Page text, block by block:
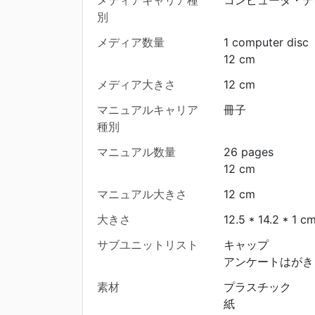
別
メディア数量
1 computer disc
12 cm
メディア大きさ
12 cm
マニュアルキャリア
種別
冊子
マニュアル数量
26 pages
12 cm
マニュアル大きさ
12 cm
大きさ
12.5 * 14.2 * 1
サブユニットリスト
キャップ
アンケートはがき
素材
プラスチック
紙